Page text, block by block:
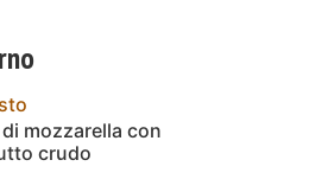
mozzarella con
crudo